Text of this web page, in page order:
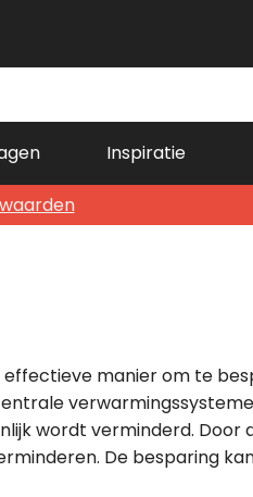
Inspiratie
manier om te
wordt verminderd.
De besparing